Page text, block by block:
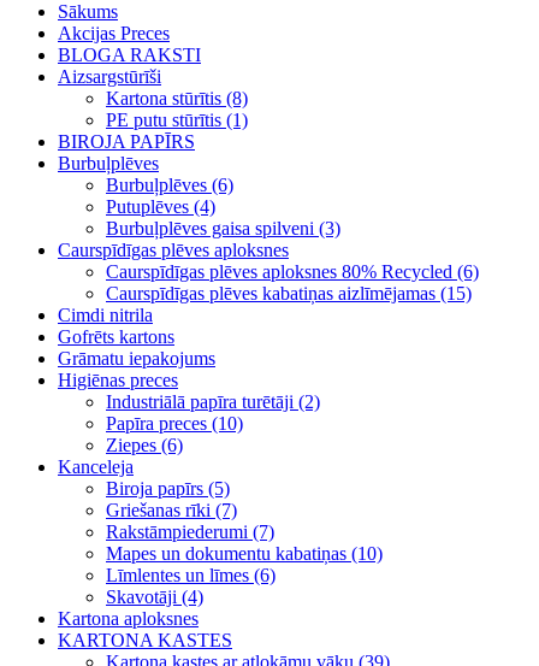
Sākums
Akcijas Preces
BLOGA RAKSTI
Aizsargstūrīši
Kartona stūrītis (8)
PE putu stūrītis (1)
BIROJA PAPĪRS
Burbuļplēves
Burbuļplēves (6)
Putuplēves (4)
Burbuļplēves gaisa spilveni (3)
Caurspīdīgas plēves aploksnes
Caurspīdīgas plēves aploksnes 80% Recycled (6)
Caurspīdīgas plēves kabatiņas aizlīmējamas (15)
Cimdi nitrila
Gofrēts kartons
Grāmatu iepakojums
Higiēnas preces
Industriālā papīra turētāji (2)
Papīra preces (10)
Ziepes (6)
Kanceleja
Biroja papīrs (5)
Griešanas rīki (7)
Rakstāmpiederumi (7)
Mapes un dokumentu kabatiņas (10)
Līmlentes un līmes (6)
Skavotāji (4)
Kartona aploksnes
KARTONA KASTES